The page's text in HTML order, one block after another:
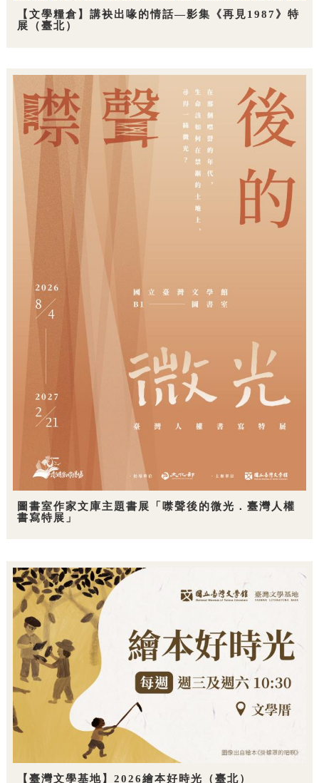
【文學糧倉】講袂出喙的情話—影集《再見1987》特
展（臺北）
圖書室作家文庫主題書展「噤聲後的微光．臺灣人權
書寫特展」
【臺灣文學基地】2026繪本好時光（臺北）